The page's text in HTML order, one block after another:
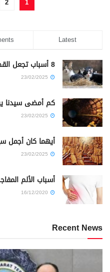
Latest
8 أسباب تجعل القطة تأكل صغارها
كم أمضى
أيهما كان أجمل
أسباب الألم
Recent News